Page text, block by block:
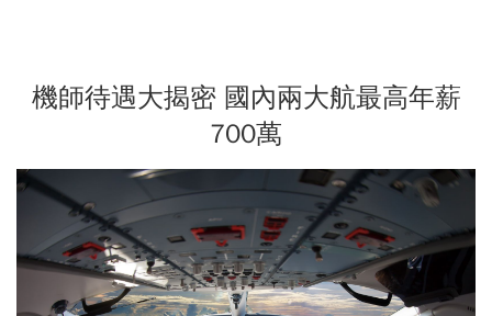
機師待遇大揭密 國內兩大航最高年薪
700萬